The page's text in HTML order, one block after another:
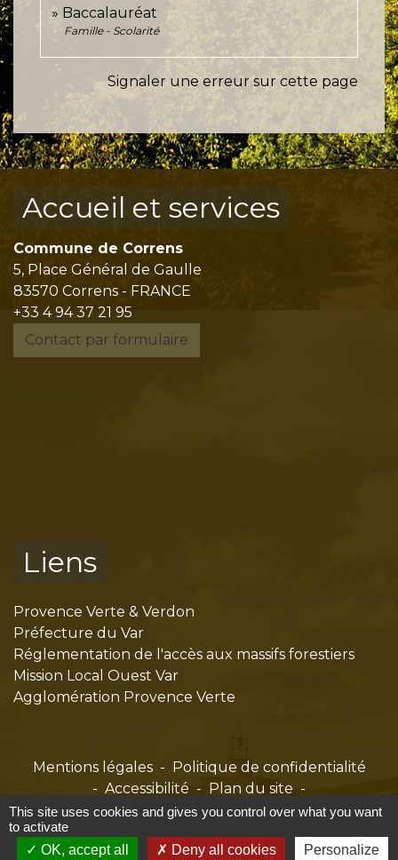
Baccalauréat
Famille - Scolarité
Signaler une erreur sur cette page
Accueil et services
Commune de Correns
5, Place Général de Gaulle
83570 Correns - FRANCE
+33 4 94 37 21 95
Contact par formulaire
Liens
Provence Verte & Verdon
Préfecture du Var
Réglementation de l'accès aux massifs forestiers
Mission Local Ouest Var
Agglomération Provence Verte
Mentions légales - Politique de confidentialité
- Accessibilité - Plan du site -
Gestion des cookies
Site créé en partenariat avec Réseau des Communes
This site uses cookies and gives you control over what you want
to activate
OK, accept all
Deny all cookies Personalize